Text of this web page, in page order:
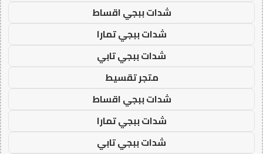
شدات ببجي اقساط
شدات ببجي تمارا
شدات ببجي تابي
متجر تقسيط
شدات ببجي اقساط
شدات ببجي تمارا
شدات ببجي تابي